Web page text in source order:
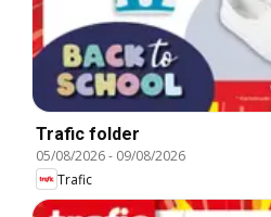
Trafic folder
05/08/2026- 09/08/2026
Trafic